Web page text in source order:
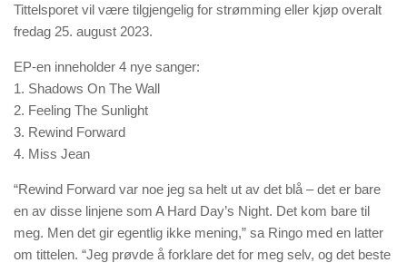
Tittelsporet vil være tilgjengelig for strømming eller kjøp overalt
fredag 25. august 2023.
EP-en inneholder 4 nye sanger:
1. Shadows On The Wall
2. Feeling The Sunlight
3. Rewind Forward
4. Miss Jean
“Rewind Forward var noe jeg sa helt ut av det blå – det er bare
en av disse linjene som A Hard Day’s Night. Det kom bare til
meg. Men det gir egentlig ikke mening,” sa Ringo med en latter
om tittelen. “Jeg prøvde å forklare det for meg selv, og det beste